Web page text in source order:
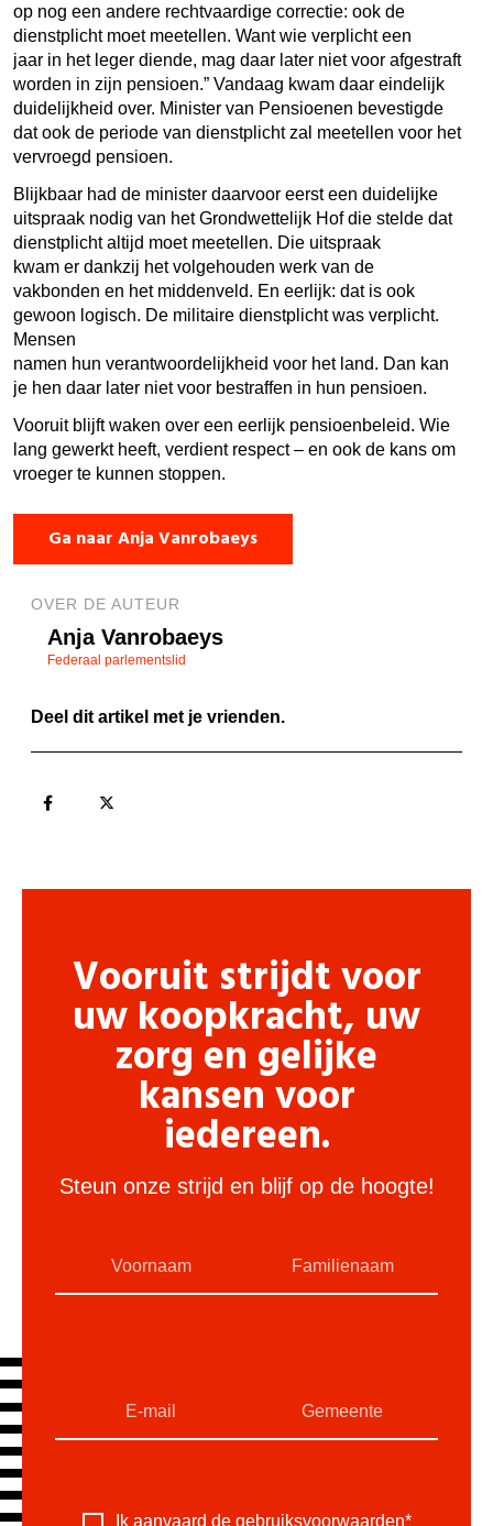
op nog een andere rechtvaardige correctie: ook de
dienstplicht moet meetellen. Want wie verplicht een
jaar in het leger diende, mag daar later niet voor afgestraft
worden in zijn pensioen.” Vandaag kwam daar eindelijk
duidelijkheid over. Minister van Pensioenen bevestigde
dat ook de periode van dienstplicht zal meetellen voor het
vervroegd pensioen.
Blijkbaar had de minister daarvoor eerst een duidelijke
uitspraak nodig van het Grondwettelijk Hof die stelde dat
dienstplicht altijd moet meetellen. Die uitspraak
kwam er dankzij het volgehouden werk van de
vakbonden en het middenveld. En eerlijk: dat is ook
gewoon logisch. De militaire dienstplicht was verplicht.
Mensen
namen hun verantwoordelijkheid voor het land. Dan kan
je hen daar later niet voor bestraffen in hun pensioen.
Vooruit blijft waken over een eerlijk pensioenbeleid. Wie
lang gewerkt heeft, verdient respect – en ook de kans om
vroeger te kunnen stoppen.
Ga naar Anja Vanrobaeys
OVER DE AUTEUR
Anja Vanrobaeys
Federaal parlementslid
Deel dit artikel met je vrienden.
Vooruit strijdt voor
uw koopkracht, uw
zorg en gelijke
kansen voor
iedereen.
Steun onze strijd en blijf op de hoogte!
Ik aanvaard de gebruiksvoorwaarden*